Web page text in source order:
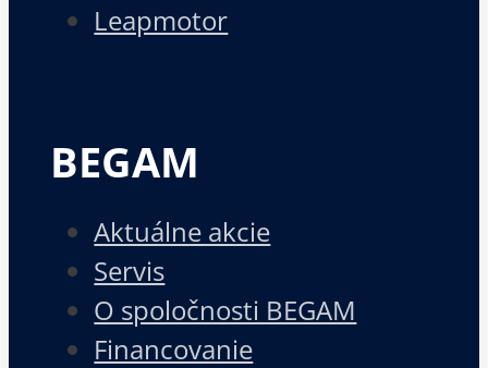
Leapmotor
BEGAM
Aktuálne akcie
Servis
O spoločnosti BEGAM
Financovanie